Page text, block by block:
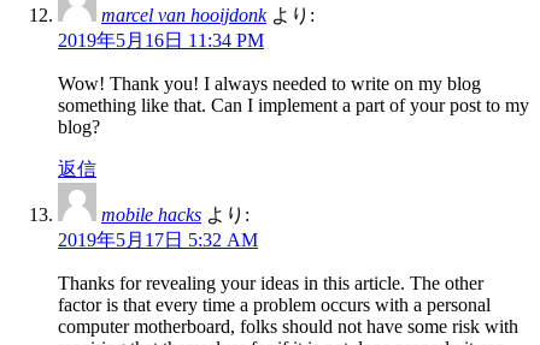
marcel van hooijdonk より:
2019年5月16日 11:34 PM
Wow! Thank you! I always needed to write on my blog
something like that. Can I implement a part of your post to my
blog?
返信
mobile hacks より:
2019年5月17日 5:32 AM
Thanks for revealing your ideas in this article. The other
factor is that every time a problem occurs with a personal
computer motherboard, folks should not have some risk with